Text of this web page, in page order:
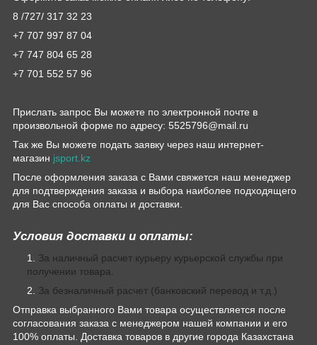
8 /727/ 317 32 23
+7 707 997 87 04
+7 747 804 65 28
+7 701 552 57 96
Прислать запрос Вы можете по электронной почте в
произвольной форме по адресу: 5525796@mail.ru
Так же Вы можете подать заявку через наш интернет-
магазин jsport.kz
После оформления заказа с Вами свяжется наш менеджер
для подтверждения заказа и выбора наиболее подходящего
для Вас способа оплаты и доставки.
Условия доставки и оплаты:
За наличный расчет курьеру курьерской службы при
получении товара.
За безналичный расчет (банковский перевод и т.д.)
Отправка выбранного Вами товара осуществляется после
согласования заказа с менеджером нашей компании и его
100% оплаты. Доставка товаров в другие города Казахстана